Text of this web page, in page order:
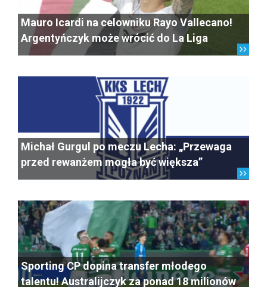
Mauro Icardi na celowniku Rayo Vallecano!
Argentyńczyk może wrócić do La Liga
Michał Gurgul po meczu Lecha: „Przewaga
przed rewanżem mogła być większa”
Sporting CP dopina transfer młodego
talentu! Australijczyk za ponad 18 milionów